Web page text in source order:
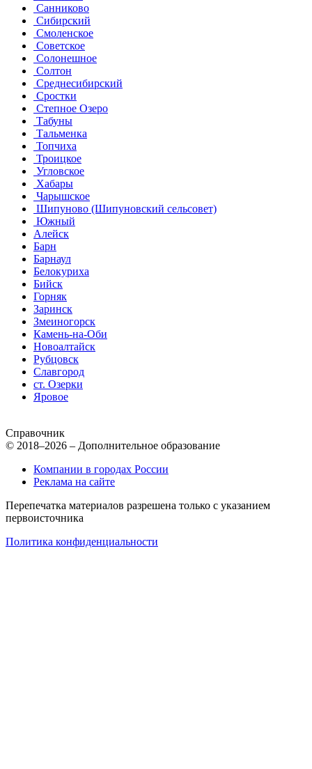
Санниково
Сибирский
Смоленское
Советское
Солонешное
Солтон
Среднесибирский
Сростки
Степное Озеро
Табуны
Тальменка
Топчиха
Троицкое
Угловское
Хабары
Чарышское
Шипуново (Шипуновский сельсовет)
Южный
Алейск
Барн
Барнаул
Белокуриха
Бийск
Горняк
Заринск
Змеиногорск
Камень-на-Оби
Новоалтайск
Рубцовск
Славгород
ст. Озерки
Яровое
Справочник
© 2018–2026 – Дополнительное образование
Компании в городах России
Реклама на сайте
Перепечатка материалов разрешена только с указанием
первоисточника
Политика конфиденциальности